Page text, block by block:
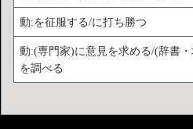
動:を征服する/に打ち勝つ
動:(専門家)に意見を求める/(辞書
を調べる